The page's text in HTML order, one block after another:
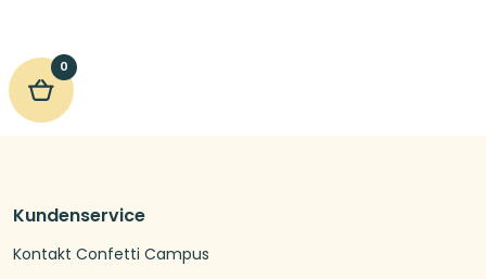
0
Kundenservice
Kontakt Confetti Campus